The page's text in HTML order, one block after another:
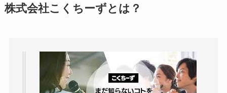
アトムクリニックは
【怪しい？】帝国デ
ータバンクの口コ
株式会社こくちーずとは？